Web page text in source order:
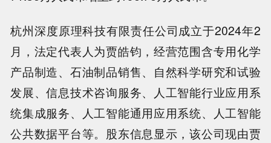
杭州深度原理科技有限责任公司成立于2024年2
月，法定代表人为贾皓钧，经营范围含专用化学
产品制造、石油制品销售、自然科学研究和试验
发展、信息技术咨询服务、人工智能行业应用系
统集成服务、人工智能通用应用系统、人工智能
公共数据平台等。股东信息显示，该公司现由贾